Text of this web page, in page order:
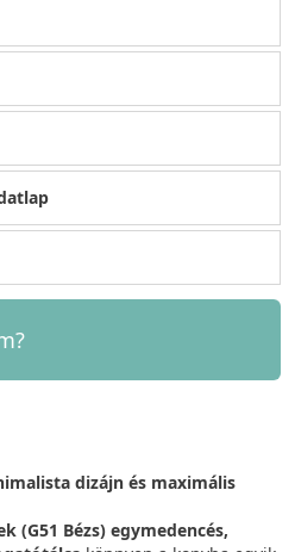
dizájn és maximális
(G51 Bézs) egymedencés,